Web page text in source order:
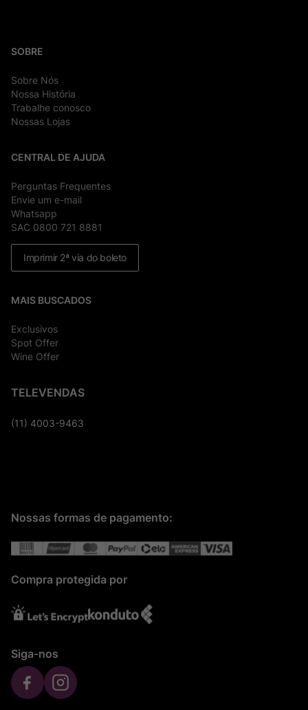
SOBRE
Sobre Nós
Nossa História
Trabalhe conosco
Nossas Lojas
CENTRAL DE AJUDA
Perguntas Frequentes
Envie um e-mail
Whatsapp
SAC 0800 721 8881
Imprimir 2ª via do boleto
MAIS BUSCADOS
Exclusivos
Spot Offer
Wine Offer
TELEVENDAS
(11) 4003-9463
Nossas formas de pagamento:
Compra protegida por
Siga-nos